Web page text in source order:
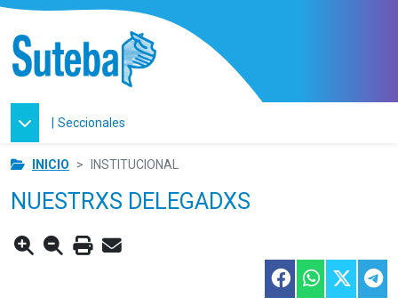
| Seccionales
INICIO INSTITUCIONAL
NUESTRXS DELEGADXS